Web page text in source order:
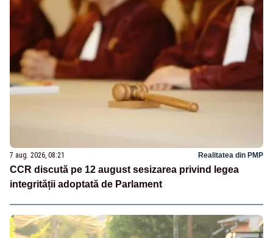
7 aug. 2026, 08:21 Realitatea din PMP
CCR discută pe 12 august sesizarea privind legea
integrității adoptată de Parlament